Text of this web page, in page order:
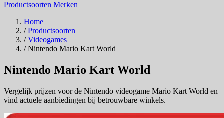
Productsoorten Merken
Home
/ Productsoorten
/ Videogames
/ Nintendo Mario Kart World
Nintendo Mario Kart World
Vergelijk prijzen voor de Nintendo videogame Mario Kart World en
vind actuele aanbiedingen bij betrouwbare winkels.